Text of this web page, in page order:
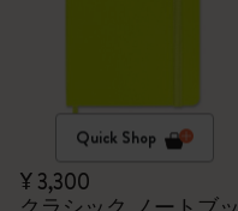
Quick Shop
¥ 3,300